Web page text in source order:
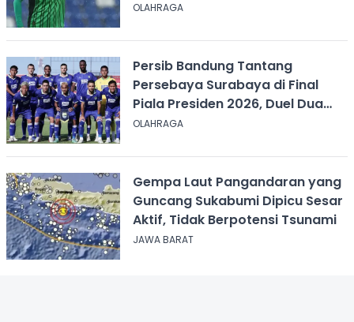
OLAHRAGA
Persib Bandung Tantang
Persebaya Surabaya di Final
Piala Presiden 2026, Duel Dua
Tim Tak Terkalahkan
OLAHRAGA
Gempa Laut Pangandaran yang
Guncang Sukabumi Dipicu Sesar
Aktif, Tidak Berpotensi Tsunami
JAWA BARAT